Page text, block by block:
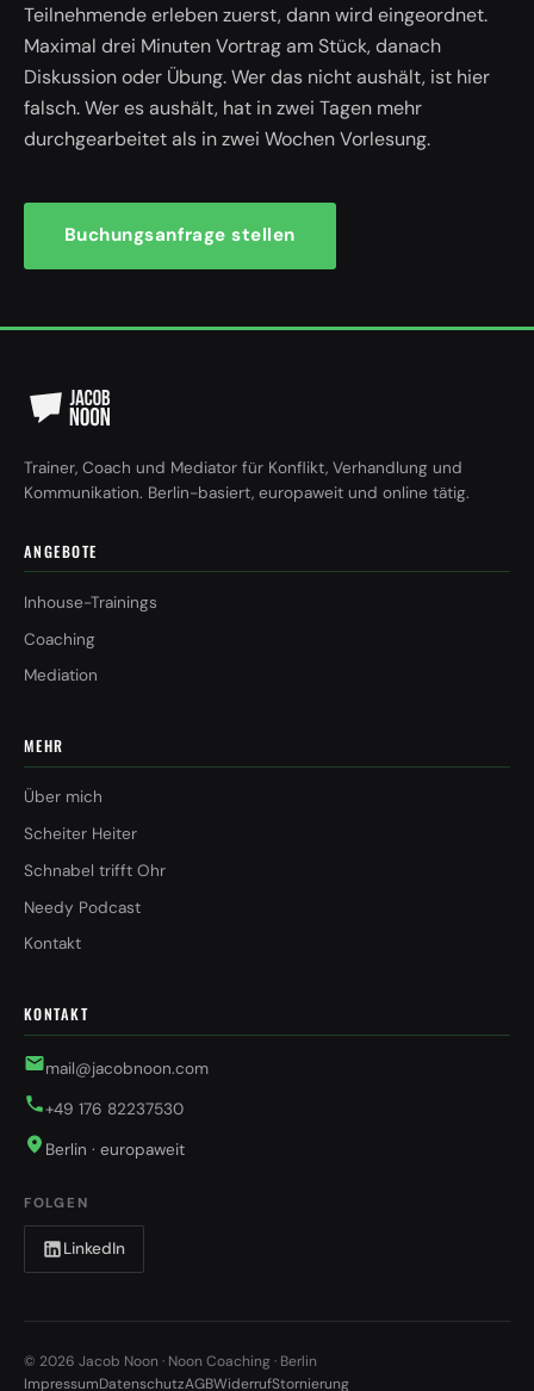
Teilnehmende erleben zuerst, dann wird eingeordnet.
Maximal drei Minuten Vortrag am Stück, danach
Diskussion oder Übung. Wer das nicht aushält, ist hier
falsch. Wer es aushält, hat in zwei Tagen mehr
durchgearbeitet als in zwei Wochen Vorlesung.
Buchungsanfrage stellen
Trainer, Coach und Mediator für Konflikt, Verhandlung und
Kommunikation. Berlin-basiert, europaweit und online tätig.
ANGEBOTE
Inhouse-Trainings
Coaching
Mediation
MEHR
Über mich
Scheiter Heiter
Schnabel trifft Ohr
Needy Podcast
Kontakt
KONTAKT
mail@jacobnoon.com
+49 176 82237530
Berlin · europaweit
FOLGEN
LinkedIn
© 2026 Jacob Noon · Noon Coaching · Berlin
ImpressumDatenschutzAGBWiderrufStornierung